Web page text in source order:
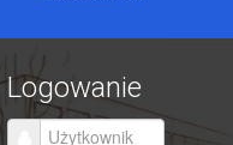
Logowanie